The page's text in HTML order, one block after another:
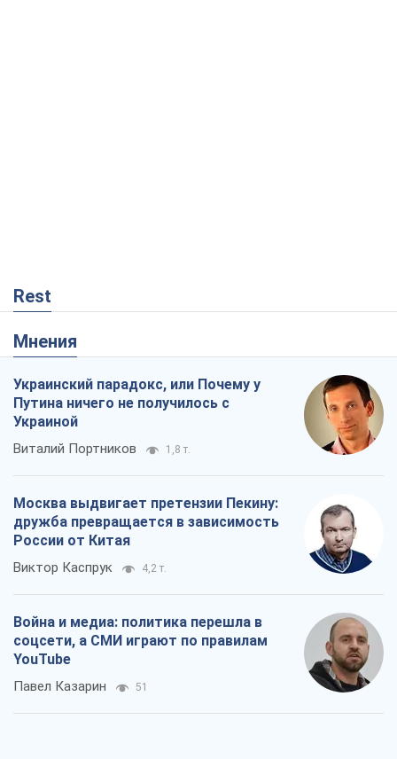
Rest
Мнения
Украинский парадокс, или Почему у
Путина ничего не получилось с
Украиной
Виталий Портников 1,8 т.
Москва выдвигает претензии Пекину:
дружба превращается в зависимость
России от Китая
Виктор Каспрук 4,2 т.
Война и медиа: политика перешла в
соцсети, а СМИ играют по правилам
YouTube
Павел Казарин 51